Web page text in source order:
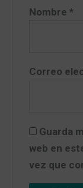
Nombre*
Correo
Guarda
web en
vez que